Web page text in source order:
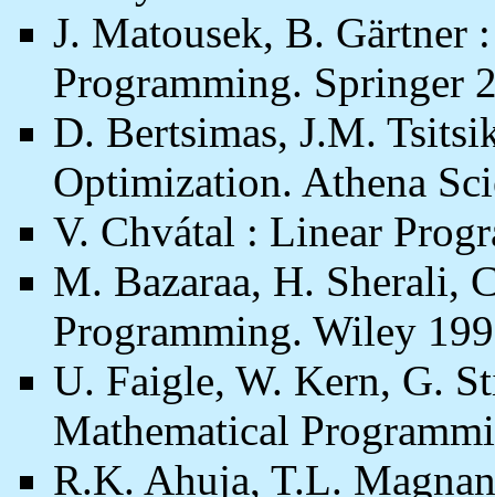
J. Matousek, B. Gärtner
Programming. Springer
D. Bertsimas, J.M.
Optimization. Athena
V. Chvátal : Linear
M. Bazaraa, H. Sherali,
Programming. Wiley
U. Faigle, W. Kern, G.
Mathematical
R.K. Ahuja, T.L.